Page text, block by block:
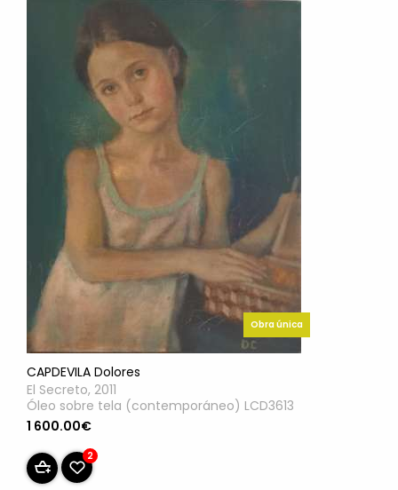
Obra única
CAPDEVILA Dolores
El Secreto, 2011
Óleo sobre tela (contemporáneo) LCD3613
1 600.00€
2